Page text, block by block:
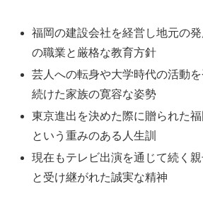
福岡の建設会社を経営し地元の
の職業と厳格な教育方針
芸人への転身や大学時代の活動
続けた家族の寛容な姿勢
東京進出を決めた際に贈られた
という重みのある人生訓
現在もテレビ出演を通じて続く
と受け継がれた誠実な精神